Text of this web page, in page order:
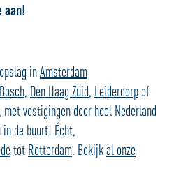
aan!
inAmsterdam
, Den Haag Zuid, Leiderdorpof
, met vestigingen door heel Nederland
de buurt! Écht,
tot Rotterdam. Bekijkal onze